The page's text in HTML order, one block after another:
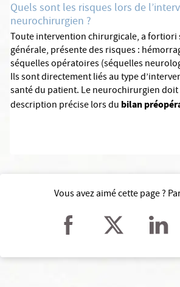
Quels sont les risques lors de
neurochirurgien ?
Toute intervention chirurgicale, a fortiori
générale, présente des risques :
séquelles opératoires (séquelles
Ils sont directement liés au type
santé du patient. Le neurochirurgien
description précise lors du bilan
Vous avez aimé cette page ?